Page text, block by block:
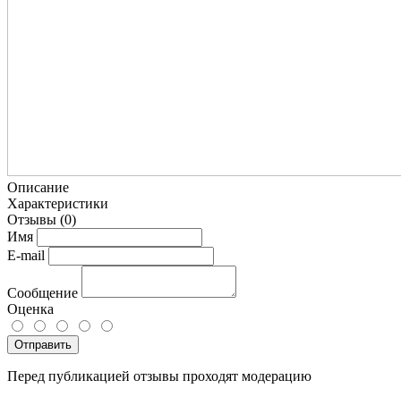
Описание
Характеристики
Отзывы (0)
Имя
E-mail
Сообщение
Оценка
Отправить
Перед публикацией отзывы проходят модерацию